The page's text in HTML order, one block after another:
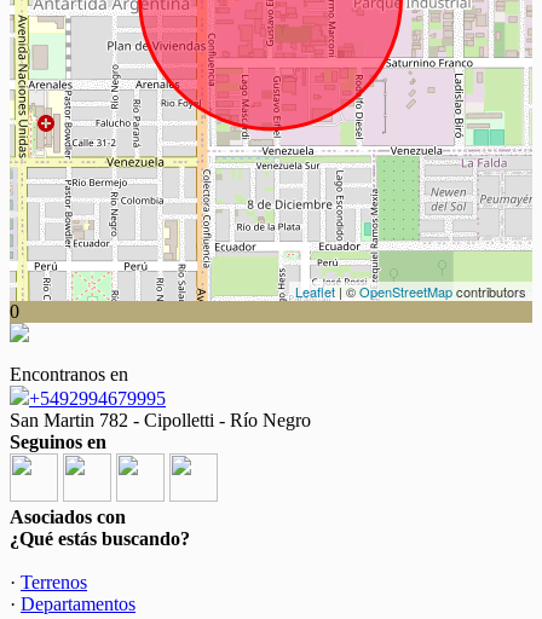
Leaflet| ©OpenStreetMapcontributors
0
Encontranos en
+5492994679995
San Martin 782 - Cipolletti - Río Negro
Seguinos en
Asociados con
¿Qué estás buscando?
· Terrenos
· Departamentos